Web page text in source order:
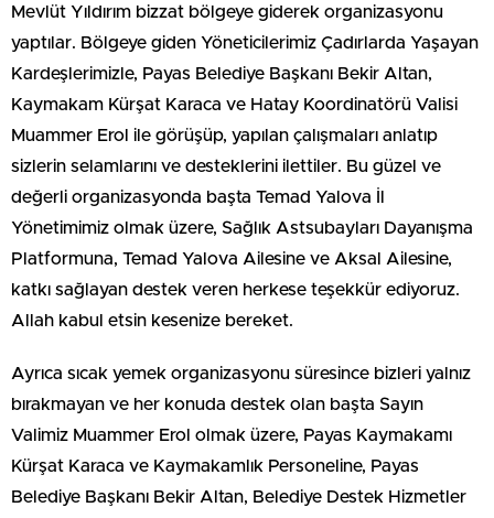
Mevlüt Yıldırım bizzat bölgeye giderek organizasyonu
yaptılar. Bölgeye giden Yöneticilerimiz Çadırlarda Yaşayan
Kardeşlerimizle, Payas Belediye Başkanı Bekir Altan,
Kaymakam Kürşat Karaca ve Hatay Koordinatörü Valisi
Muammer Erol ile görüşüp, yapılan çalışmaları anlatıp
sizlerin selamlarını ve desteklerini ilettiler. Bu güzel ve
değerli organizasyonda başta Temad Yalova İl
Yönetimimiz olmak üzere, Sağlık Astsubayları Dayanışma
Platformuna, Temad Yalova Ailesine ve Aksal Ailesine,
katkı sağlayan destek veren herkese teşekkür ediyoruz.
Allah kabul etsin kesenize bereket.
Ayrıca sıcak yemek organizasyonu süresince bizleri yalnız
bırakmayan ve her konuda destek olan başta Sayın
Valimiz Muammer Erol olmak üzere, Payas Kaymakamı
Kürşat Karaca ve Kaymakamlık Personeline, Payas
Belediye Başkanı Bekir Altan, Belediye Destek Hizmetler